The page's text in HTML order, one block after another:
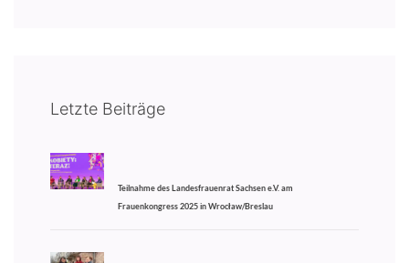
Letzte Beiträge
Teilnahme des Landesfrauenrat Sachsen e.V. am
Frauenkongress 2025 in Wrocław/Breslau